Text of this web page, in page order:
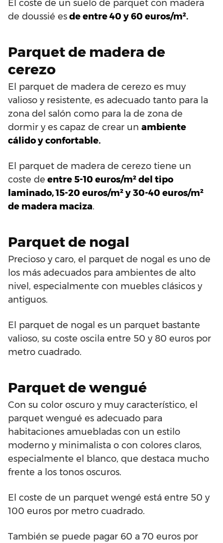
El coste de un suelo de parquet con madera
de doussié esde entre 40 y 60 euros/m².
Parquet de madera de
cerezo
El parquet de madera de cerezo es muy
valioso y resistente, es adecuado tanto para la
zona del salón como para la de zona de
dormir y es capaz de crear un ambiente
cálido y confortable.
El parquet de madera de cerezo tiene un
coste de entre 5-10 euros/m² del tipo
laminado, 15-20 euros/m² y 30-40 euros/m²
de madera maciza.
Parquet de nogal
Precioso y caro, el parquet de nogal es uno de
los más adecuados para ambientes de alto
nivel, especialmente con muebles clásicos y
antiguos.
El parquet de nogal es un parquet bastante
valioso, su coste oscila entre 50 y 80 euros por
metro cuadrado.
Parquet de wengué
Con su color oscuro y muy característico, el
parquet wengué es adecuado para
habitaciones amuebladas con un estilo
moderno y minimalista o con colores claros,
especialmente el blanco, que destaca mucho
frente a los tonos oscuros.
El coste de un parquet wengé está entre 50 y
100 euros por metro cuadrado.
También se puede pagar 60 a 70 euros por